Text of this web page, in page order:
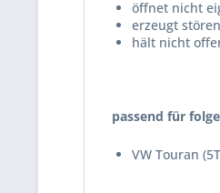
öffnet nicht
erzeugt
hält nicht
passend für
VW Touran